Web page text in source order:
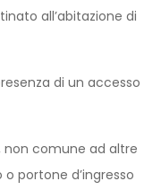
all’abitazione di
di un accesso
non comune ad altre
portone d’ingresso